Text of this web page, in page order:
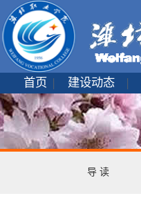
首页 | 建设动态 |
导 读